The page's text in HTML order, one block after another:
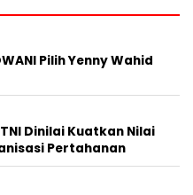
Pilih Yenny Wahid
Dinilai Kuatkan Nilai
Pertahanan